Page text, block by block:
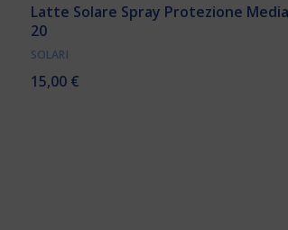
Latte Solare Spray Protezione Media
20
SOLARI
15,00 €